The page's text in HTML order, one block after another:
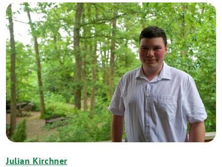
Julian Kirchner